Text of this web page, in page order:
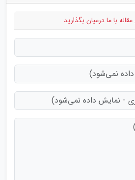
با ما درمیان بگذارید